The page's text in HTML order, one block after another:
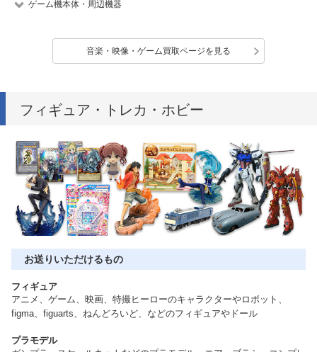
ゲーム機本体・周辺機器
音楽・映像・ゲーム買取ページを見る
フィギュア・トレカ・ホビー
お送りいただけるもの
フィギュア
アニメ、ゲーム、映画、特撮ヒーローのキャラクターやロボット、
figma、figuarts、ねんどろいど、などのフィギュアやドール
プラモデル